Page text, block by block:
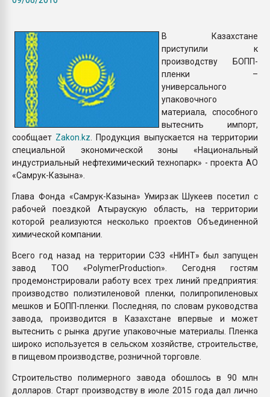
ПЕРЕЙТИ НА
В Казахстане
приступили к
производству БОПП-
пленки –
универсального
упаковочного
материала, способного
вытеснить импорт,
сообщает Zakon.kz . Продукция выпускается на территории
специальной экономической зоны «Национальный
индустриальный нефтехимический технопарк» - проекта АО
«Самрук-Казына».
Глава Фонда «Самрук-Казына» Умирзак Шукеев посетил с
рабочей поездкой Атыраускую область, на территории
которой реализуются несколько проектов Объединенной
химической компании.
Всего год назад на территории СЭЗ «НИНТ» был запущен
завод ТОО «PolymerProduction». Сегодня гостям
продемонстрировали работу всех трех линий предприятия:
производство полиэтиленовой пленки, полипропиленовых
мешков и БОПП-пленки. Последняя, по словам руководства
завода, производится в Казахстане впервые и может
вытеснить с рынка другие упаковочные материалы. Пленка
широко используется в сельском хозяйстве, строительстве,
в пищевом производстве, розничной торговле.
Строительство полимерного завода обошлось в 90 млн
долларов. Старт производству в июле 2015 года дал лично